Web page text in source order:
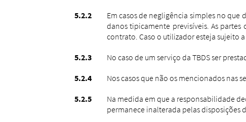
Em casos de negligência simples no
danos tipicamente previsíveis. As
contrato. Caso o utilizador esteja sujeito
No caso de um serviço da TBDS ser
Nos casos que não os mencionados nas
Na medida em que a responsabilidade
permanece inalterada pelas disposições